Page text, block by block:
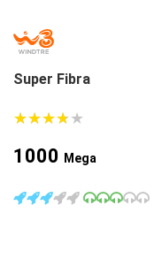
Super Fibra
★★★★★
★★★★★
1000 Mega